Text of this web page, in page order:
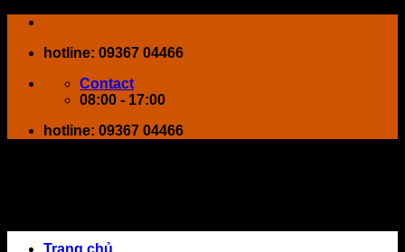
Skip
contenthotline: 09367 04466
Contact
08:00 - 17:00
hotline: 09367 04466
Trang chủ